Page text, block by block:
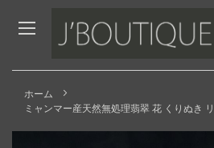
to
Content
ホーム
ミャンマー産天然無処理翡翠 花 くりぬき
Skip